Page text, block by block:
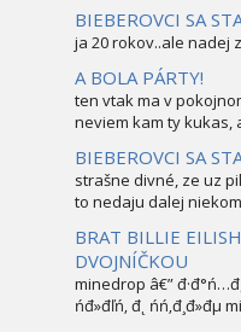
BIEBEROVCI SA
ja 20 rokov..ale nadej
A BOLA PÁRTY!
ten vtak ma v
neviem kam ty kukas,
BIEBEROVCI SA
strašne divné, ze uz
to nedaju dalej
BRAT BILLIE
DVOJNÍČKOU
minedrop â€”
ńđ»đľń‚ đ˛